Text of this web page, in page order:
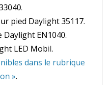
pied Daylight 35117.
EN1040.
LED Mobil.
dans le rubrique
».